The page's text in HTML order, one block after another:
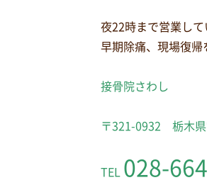
夜22時まで営業して
早期除痛、現場復帰
接骨院さわし
〒321-0932 栃木県
TEL 028-